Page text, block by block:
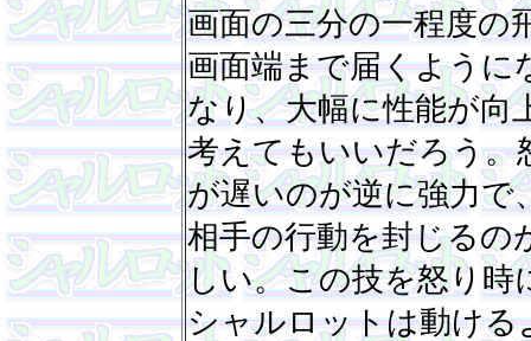
画面の三分の一程度の
画面端まで届くように
なり、大幅に性能が向
考えてもいいだろう。
が遅いのが逆に強力で
相手の行動を封じるの
しい。この技を怒り時
シャルロットは動け